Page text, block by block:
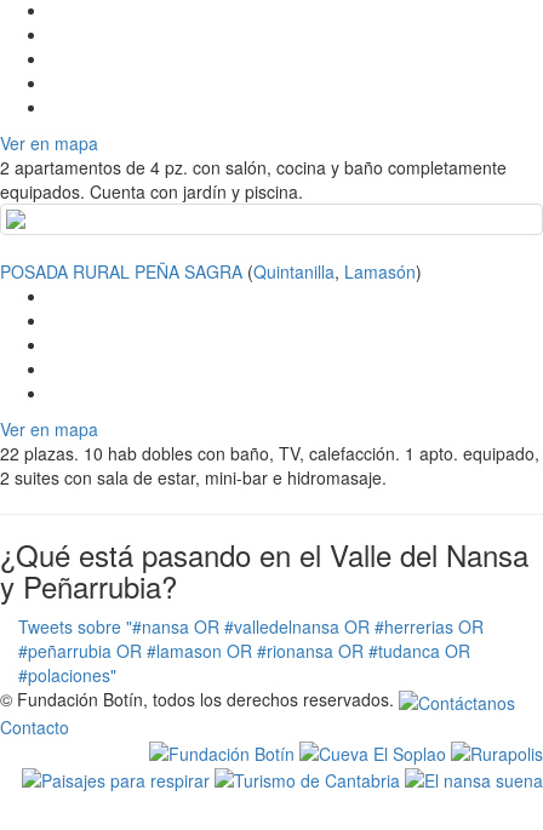
Ver en mapa
2 apartamentos de 4 pz. con salón, cocina y baño completamente
equipados. Cuenta con jardín y piscina.
POSADA RURAL PEÑA SAGRA (Quintanilla, Lamasón)
Ver en mapa
22 plazas. 10 hab dobles con baño, TV, calefacción. 1 apto. equipado,
2 suites con sala de estar, mini-bar e hidromasaje.
¿Qué está pasando en el Valle del Nansa
y Peñarrubia?
Tweets sobre "#nansa OR #valledelnansa OR #herrerias OR
#peñarrubia OR #lamason OR #rionansa OR #tudanca OR
#polaciones"
© Fundación Botín, todos los derechos reservados.
Contacto